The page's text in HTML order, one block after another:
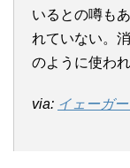
いるとの噂も
れていない。
のように使わ
via: イェーガ